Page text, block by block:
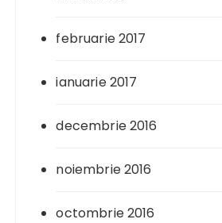
februarie 2017
ianuarie 2017
decembrie 2016
noiembrie 2016
octombrie 2016